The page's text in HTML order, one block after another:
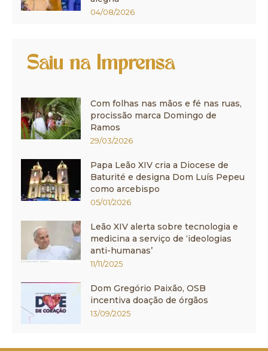
04/08/2026
Saiu na Imprensa
Com folhas nas mãos e fé nas ruas,
procissão marca Domingo de
Ramos
29/03/2026
Papa Leão XIV cria a Diocese de
Baturité e designa Dom Luís Pepeu
como arcebispo
05/01/2026
Leão XIV alerta sobre tecnologia e
medicina a serviço de ‘ideologias
anti-humanas’
11/11/2025
Dom Gregório Paixão, OSB
incentiva doação de órgãos
13/09/2025